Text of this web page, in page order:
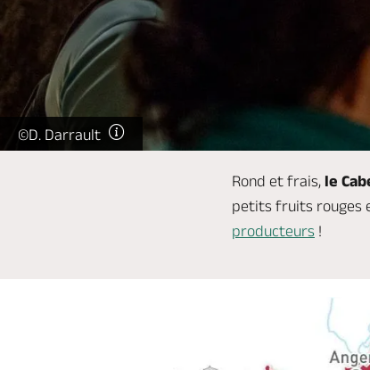
©D. Darrault
Rond et frais, le
petits fruits rouges
producteurs !